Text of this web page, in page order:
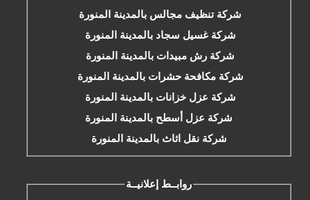
شركة تنظيف مجالس بالمدينة المنورة
شركة غسيل سجاد بالمدينة المنورة
شركة رش مبيدات بالمدينة المنورة
شركة مكافحة حشرات بالمدينة المنورة
شركة عزل خزانات بالمدينة المنورة
شركة عزل أسطح بالمدينة المنورة
شركة نقل اثاث بالمدينة المنورة
روابــط إعلانيــة